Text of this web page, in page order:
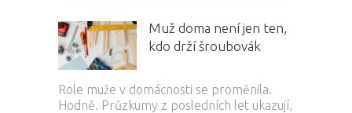
Muž doma není jen ten,
kdo drží šroubovák
Role muže v domácnosti se proměnila.
Hodně. Průzkumy z posledních let ukazují,